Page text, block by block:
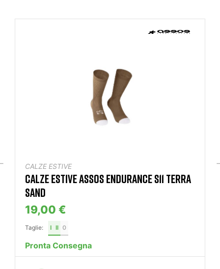
CALZE ESTIVE
CALZE ESTIVE ASSOS ENDURANCE S11 TERRA
SAND
19,00 €
Taglie: I II 0
Pronta Consegna